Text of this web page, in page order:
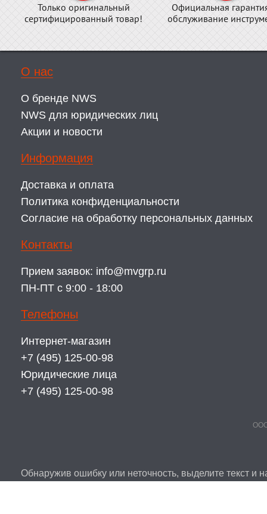
Только оригинальный
сертифицированный товар!
Официальная
обслуживание
О нас
О бренде NWS
NWS для юридических лиц
Акции и новости
Информация
Доставка и оплата
Политика конфиденциальности
Согласие на обработку персональных данных
Контакты
Прием заявок: info@mvgrp.ru
ПН-ПТ с 9:00 - 18:00
Телефоны
Интернет-магазин
+7 (495) 125-00-98
Юридические лица
+7 (495) 125-00-98
ООО
Обнаружив ошибку или неточность, выделите текст и